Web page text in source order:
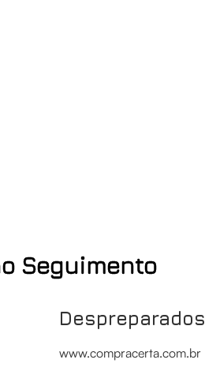
Seguimento
Despreparados
www.compracerta.com.br